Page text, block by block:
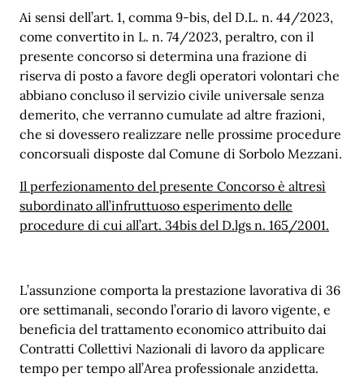
Ai sensi dell’art. 1, comma 9-bis, del D.L. n. 44/2023,
come convertito in L. n. 74/2023, peraltro, con il
presente concorso si determina una frazione di
riserva di posto a favore degli operatori volontari che
abbiano concluso il servizio civile universale senza
demerito, che verranno cumulate ad altre frazioni,
che si dovessero realizzare nelle prossime procedure
concorsuali disposte dal Comune di Sorbolo Mezzani.
Il perfezionamento del presente Concorso è altresì
subordinato all’infruttuoso esperimento delle
procedure di cui all’art. 34bis del D.lgs n. 165/2001.
L’assunzione comporta la prestazione lavorativa di 36
ore settimanali, secondo l’orario di lavoro vigente, e
beneficia del trattamento economico attribuito dai
Contratti Collettivi Nazionali di lavoro da applicare
tempo per tempo all’Area professionale anzidetta.